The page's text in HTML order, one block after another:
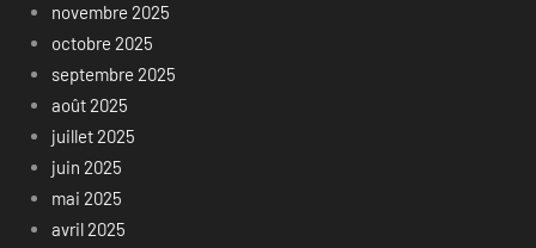
novembre 2025
octobre 2025
septembre 2025
août 2025
juillet 2025
juin 2025
mai 2025
avril 2025